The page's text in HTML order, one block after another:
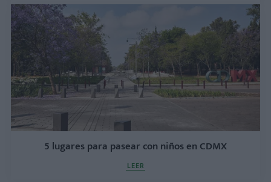
5 lugares para pasear con niños en CDMX
LEER